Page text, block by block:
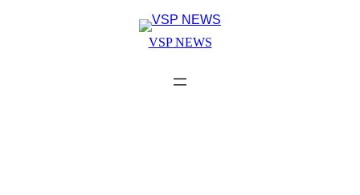
VSP NEWS